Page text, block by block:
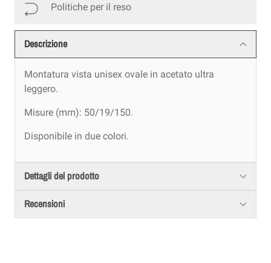
Politiche per il reso
Descrizione
Montatura vista unisex ovale in acetato ultra
leggero.
Misure (mm): 50/19/150.
Disponibile in due colori.
Dettagli del prodotto
Recensioni